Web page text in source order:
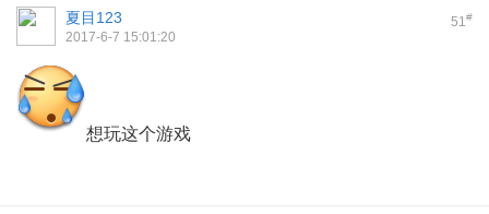
51#
夏目123
2017-6-7 15:01:20
想玩这个游戏